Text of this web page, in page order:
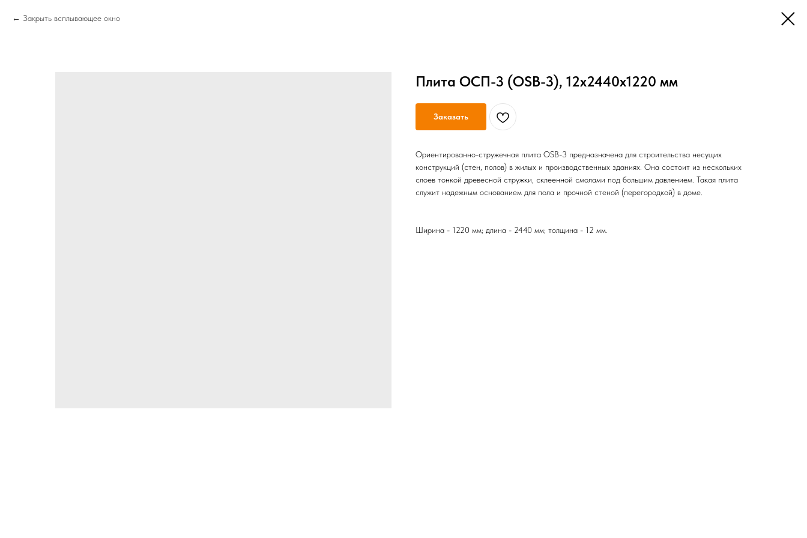
Закрыть всплывающее окно
Плита ОСП-3 (OSB-3), 12х2440х1220 мм
Заказать
Ориентированно-стружечная плита OSB-3 предназначена для строительства несущих
конструкций (стен, полов) в жилых и производственных зданиях. Она состоит из нескольких
слоев тонкой древесной стружки, склеенной смолами под большим давлением. Такая плита
служит надежным основанием для пола и прочной стеной (перегородкой) в доме.
Ширина - 1220 мм; длина - 2440 мм; толщина - 12 мм.